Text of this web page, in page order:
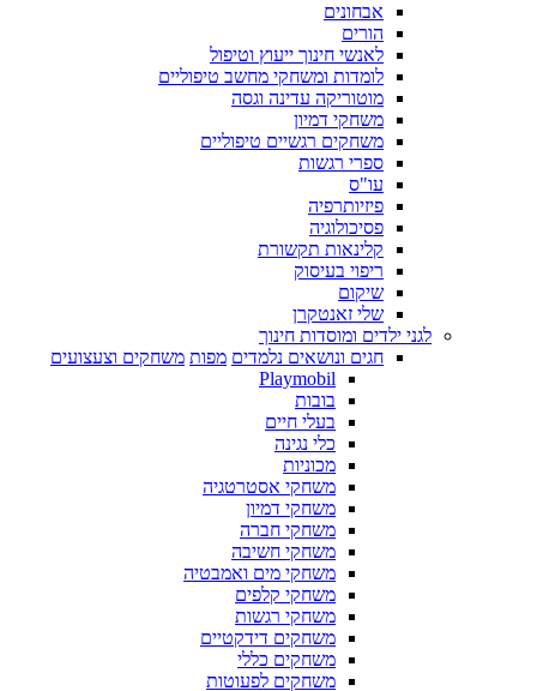
אבחונים
הורים
לאנשי חינוך ייעוץ וטיפול
לומדות ומשחקי מחשב טיפוליים
מוטוריקה עדינה וגסה
משחקי דמיון
משחקים רגשיים טיפוליים
ספרי רגשות
עו"ס
פיזיותרפיה
פסיכולוגיה
קלינאות תקשורת
ריפוי בעיסוק
שיקום
שלי זאנטקרן
לגני ילדים ומוסדות חינוך
חגים ונושאים נלמדים מפות משחקים וצעצועים
Playmobil
בובות
בעלי חיים
כלי נגינה
מכוניות
משחקי אסטרטגיה
משחקי דמיון
משחקי חברה
משחקי חשיבה
משחקי מים ואמבטיה
משחקי קלפים
משחקי רגשות
משחקים דידקטיים
משחקים כללי
משחקים לפעוטות